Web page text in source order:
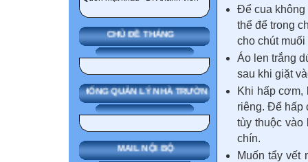
CHỦ ĐỀ THÁNG
SMAS HỆ THỐNG QUẢN LÝ NHÀ TRƯỜNG
MAIL NỘI BỘ
Để cua không
thể để trong
cho chút
Áo len trắng
sau khi giặt
Khi hấp cơm,
riêng. Để hấp
tùy thuộc
chín.
Muốn tẩy vết